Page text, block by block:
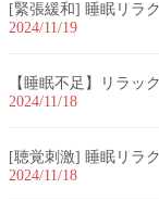
[緊張緩和] 睡眠リラ
2024/11/19
【睡眠不足】リラッ
2024/11/18
[聴覚刺激] 睡眠リラ
2024/11/18